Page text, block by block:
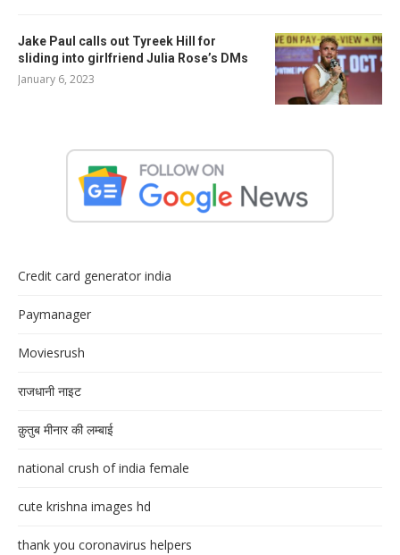
Jake Paul calls out Tyreek Hill for
sliding into girlfriend Julia Rose’s DMs
January 6, 2023
Credit card generator india
Paymanager
Moviesrush
राजधानी नाइट
क़ुतुब मीनार की लम्बाई
national crush of india female
cute krishna images hd
thank you coronavirus helpers